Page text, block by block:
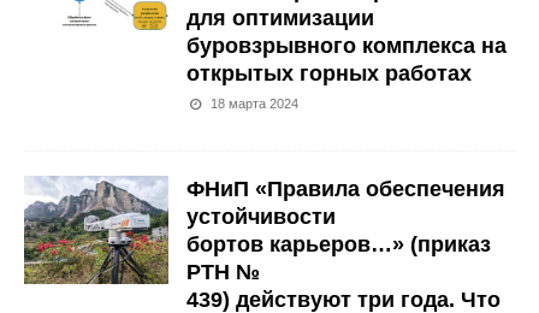
для оптимизации
буровзрывного комплекса на
открытых горных работах
18 марта 2024
ФНиП «Правила обеспечения
устойчивости
бортов карьеров…» (приказ
РТН №
439) действуют три года. Что